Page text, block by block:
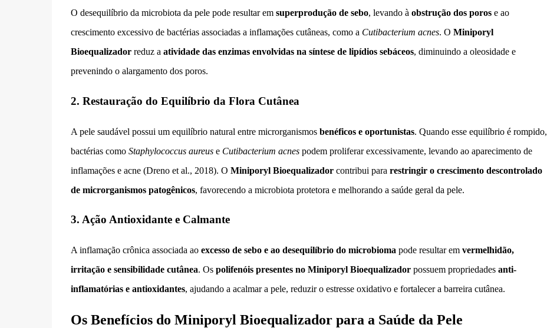
O desequilíbrio da microbiota da pele pode resultar em superprodução de sebo, levando à obstrução dos porose ao
crescimento excessivo de bactérias associadas a inflamações cutâneas, como a Cutibacterium acnes. O Miniporyl
Bioequalizadorreduz a atividade das enzimas envolvidas na síntese de lipídios sebáceos, diminuindo a oleosidade e
prevenindo o alargamento dos poros.
2. Restauração do Equilíbrio da Flora Cutânea
A pele saudável possui um equilíbrio natural entre microrganismos benéficos e oportunistas. Quando esse equilíbrio é rompido,
bactérias como Staphylococcus aureuse Cutibacterium acnespodem proliferar excessivamente, levando ao aparecimento de
inflamações e acne (Dreno et al., 2018). O Miniporyl Bioequalizadorcontribui para restringir o crescimento descontrolado
de microrganismos patogênicos, favorecendo a microbiota protetora e melhorando a saúde geral da pele.
3. Ação Antioxidante e Calmante
A inflamação crônica associada ao excesso de sebo e ao desequilíbrio do microbioma pode resultar em vermelhidão,
irritação e sensibilidade cutânea. Os polifenóis presentes no Miniporyl Bioequalizadorpossuem propriedades anti-
inflamatórias e antioxidantes, ajudando a acalmar a pele, reduzir o estresse oxidativo e fortalecer a barreira cutânea.
Os Benefícios do Miniporyl Bioequalizador para a Saúde da Pele